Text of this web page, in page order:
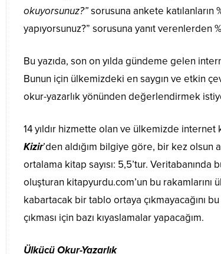
okuyorsunuz?”sorusuna ankete katılanların
yapıyorsunuz?” sorusuna yanıt verenlerden
Bu yazıda, son on yılda gündeme gelen
Bunun için ülkemizdeki en saygın ve etkin
okur-yazarlık yönünden değerlendirmek
14 yıldır hizmette olan ve ülkemizde internet
Kizir’den aldığım bilgiye göre, bir kez olsun
ortalama kitap sayısı: 5,5’tur.
oluşturan kitapyurdu.com’un bu rakamlarını
kabartacak bir tablo ortaya çıkmayacağını
çıkması için bazı kıyaslamalar yapacağım.
Ülkücü Okur-Yazarlık